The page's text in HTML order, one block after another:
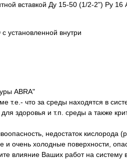
вставкой Ду 15-50 (1/2-2") Ру 16
установленной внутри
ABRA"
т.е.- что за среды находятся в
здоровья и т.п. среды а также
недостаток кислорода
очень холодные поверхности,
влияние Ваших работ на систему